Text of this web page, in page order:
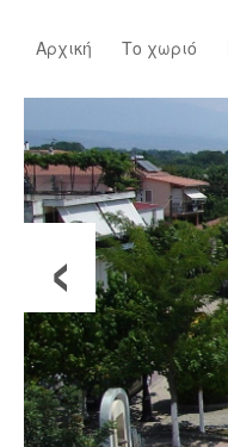
Αρχική Το χωριό
‹